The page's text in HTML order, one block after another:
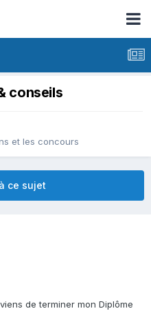
conseils
et les concours
ce sujet
de terminer mon Diplôme